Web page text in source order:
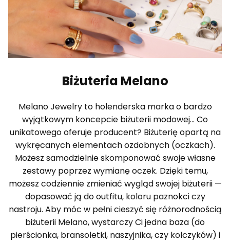
Biżuteria Melano
Melano Jewelry to holenderska marka o bardzo
wyjątkowym koncepcie biżuterii modowej... Co
unikatowego oferuje producent? Biżuterię opartą na
wykręcanych elementach ozdobnych (oczkach).
Możesz samodzielnie skomponować swoje własne
zestawy poprzez wymianę oczek. Dzięki temu,
możesz codziennie zmieniać wygląd swojej biżuterii —
dopasować ją do outfitu, koloru paznokci czy
nastroju. Aby móc w pełni cieszyć się różnorodnością
biżuterii Melano, wystarczy Ci jedna baza (do
pierścionka, bransoletki, naszyjnika, czy kolczyków) i